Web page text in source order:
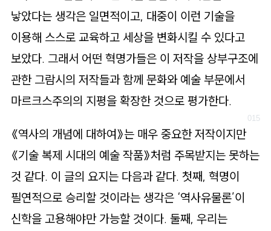
낳았다는 생각은 일면적이고, 대중이 이런 기술을
이용해 스스로 교육하고 세상을 변화시킬 수 있다고
보았다. 그래서 어떤 혁명가들은 이 저작을 상부구조에
관한 그람시의 저작들과 함께 문화와 예술 부문에서
마르크스주의의 지평을 확장한 것으로 평가한다.
《역사의 개념에 대하여》는 매우 중요한 저작이지만
《기술 복제 시대의 예술 작품》처럼 주목받지는 못하는
것 같다. 이 글의 요지는 다음과 같다. 첫째, 혁명이
필연적으로 승리할 것이라는 생각은 ‘역사유물론’이
신학을 고용해야만 가능할 것이다. 둘째, 우리는